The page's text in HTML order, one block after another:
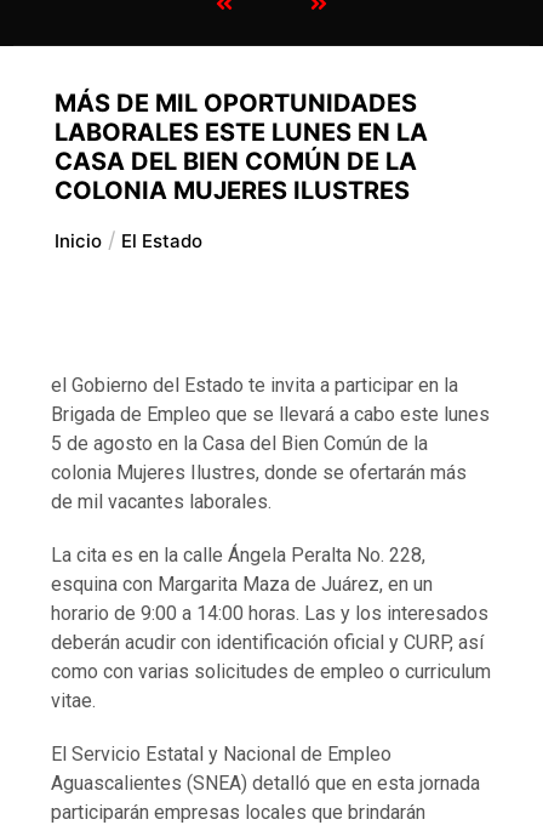
MÁS DE MIL OPORTUNIDADES
LABORALES ESTE LUNES EN LA
CASA DEL BIEN COMÚN DE LA
COLONIA MUJERES ILUSTRES
Inicio El Estado
el Gobierno del Estado te invita a participar en la
Brigada de Empleo que se llevará a cabo este lunes
5 de agosto en la Casa del Bien Común de la
colonia Mujeres Ilustres, donde se ofertarán más
de mil vacantes laborales.
La cita es en la calle Ángela Peralta No. 228,
esquina con Margarita Maza de Juárez, en un
horario de 9:00 a 14:00 horas. Las y los interesados
deberán acudir con identificación oficial y CURP, así
como con varias solicitudes de empleo o curriculum
vitae.
El Servicio Estatal y Nacional de Empleo
Aguascalientes (SNEA) detalló que en esta jornada
participarán empresas locales que brindarán